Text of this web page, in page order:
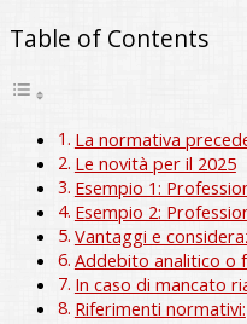
Table of Contents
La normativa
Le novità per il 2025
Esempio 1:
Esempio 2:
Vantaggi e
Addebito analitico o
In caso di mancato
Riferimenti normativi: